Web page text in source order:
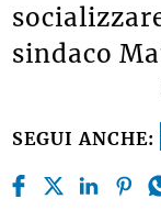
sindaco
SEGUI ANCHE: